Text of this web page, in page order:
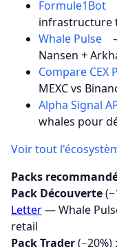
Formule1Bot
infrastructure
Whale Pulse
Nansen +
Compare CEX
MEXC vs
Alpha Signal
whales pour
Voir tout
Packs
Pack Découverte
Letter— Whale
retail
Pack Trader(−20%) :